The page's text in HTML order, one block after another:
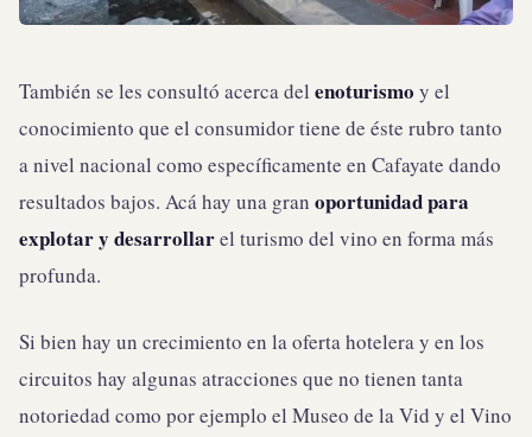
También se les consultó acerca del enoturismo y el
conocimiento que el consumidor tiene de éste rubro tanto
a nivel nacional como específicamente en Cafayate dando
resultados bajos. Acá hay una gran oportunidad para
explotar y desarrollarel turismo del vino en forma más
profunda.
Si bien hay un crecimiento en la oferta hotelera y en los
circuitos hay algunas atracciones que no tienen tanta
notoriedad como por ejemplo el Museo de la Vid y el Vino